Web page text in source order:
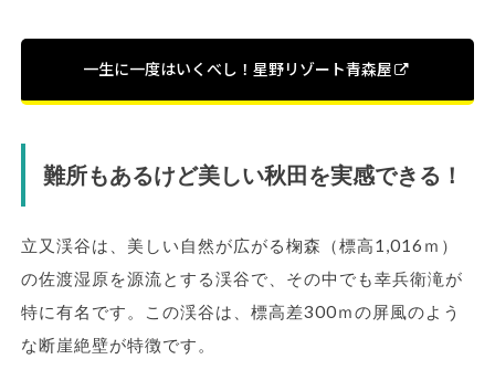
一生に一度はいくべし！星野リゾート青森屋
難所もあるけど美しい秋田を実感できる！
立又渓谷は、美しい自然が広がる椈森（標高1,016ｍ）
の佐渡湿原を源流とする渓谷で、その中でも幸兵衛滝が
特に有名です。この渓谷は、標高差300ｍの屏風のよう
な断崖絶壁が特徴です。